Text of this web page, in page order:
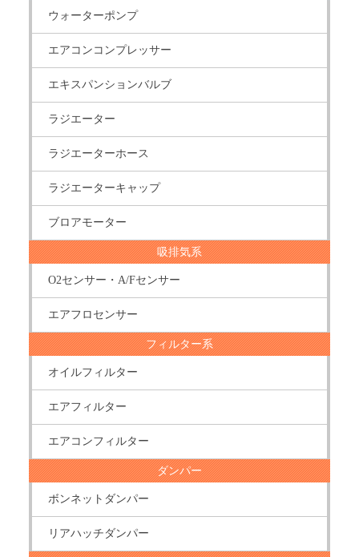
ウォーターポンプ
エアコンコンプレッサー
エキスパンションバルブ
ラジエーター
ラジエーターホース
ラジエーターキャップ
ブロアモーター
吸排気系
O2センサー・A/Fセンサー
エアフロセンサー
フィルター系
オイルフィルター
エアフィルター
エアコンフィルター
ダンパー
ボンネットダンパー
リアハッチダンパー